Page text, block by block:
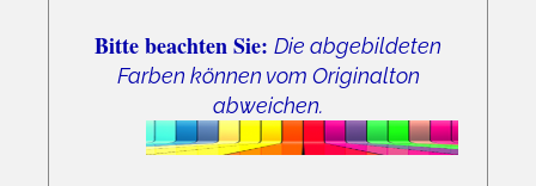
Bitte beachten Sie: Die abgebildeten
Farben können vom Originalton
abweichen.